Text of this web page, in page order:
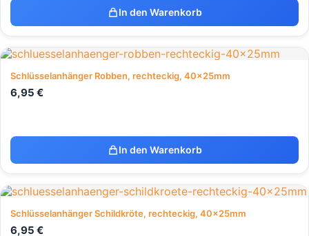
In den Warenkorb
Schlüsselanhänger Robben, rechteckig, 40x25mm
6,95 €
In den Warenkorb
Schlüsselanhänger Schildkröte, rechteckig, 40x25mm
6,95 €